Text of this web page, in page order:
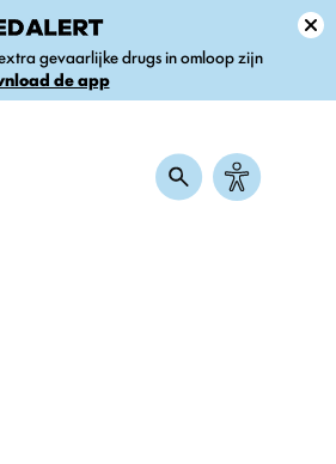
gevaarlijke drugs in omloop zijn
de app